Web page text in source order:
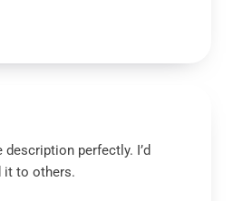
perfectly. I’d
it to others.